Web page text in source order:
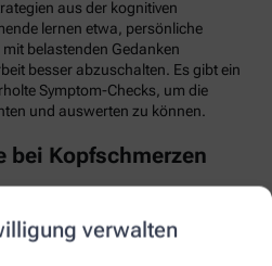
verwalten
aus der kognitiven
lernen etwa, persönliche
belastenden Gedanken
besser abzuschalten. Es gibt ein
Symptom-Checks, um die
und auswerten zu können.
bei Kopfschmerzen
lässt sich übersichtlich